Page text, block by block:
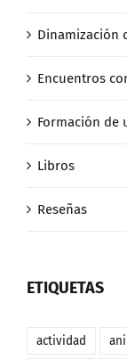
Dinamización
Encuentros
Formación de
Libros
Reseñas
ETIQUETAS
actividad